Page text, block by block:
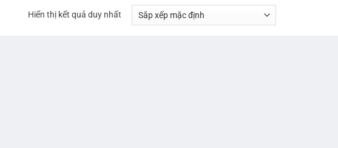
Hiển thị kết quả duy nhất